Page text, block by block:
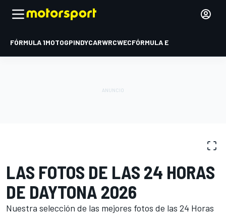
FÓRMULA 1MOTOGPINDYCARWRCWECFÓRMULA E
LAS FOTOS DE LAS 24 HORAS
DE DAYTONA 2026
Nuestra selección de las mejores fotos de las 24 Horas